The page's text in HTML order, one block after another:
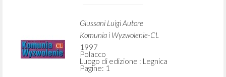
Giussani Luigi Autore
Komunia i Wyzwolenie-CL
1997
Polacco
Luogo di edizione : Legnica
Pagine: 1